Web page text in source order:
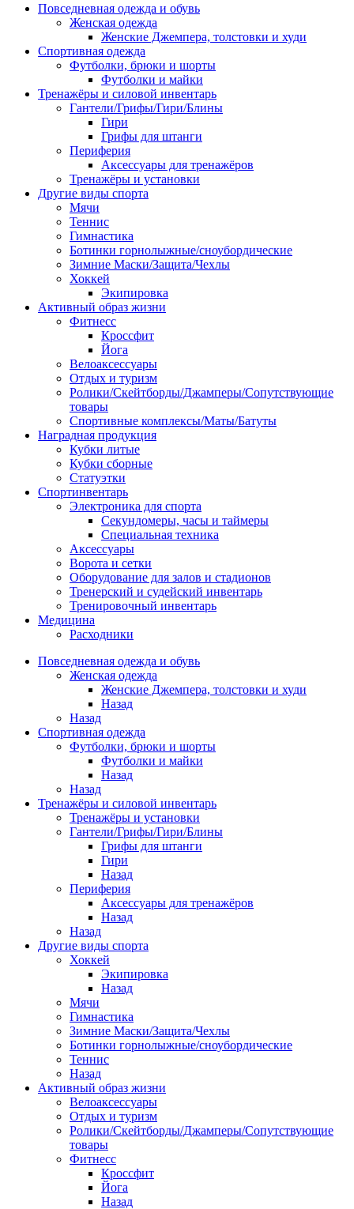
Повседневная одежда и обувь
Женская одежда
Женские Джемпера, толстовки и худи
Спортивная одежда
Футболки, брюки и шорты
Футболки и майки
Тренажёры и силовой инвентарь
Гантели/Грифы/Гири/Блины
Гири
Грифы для штанги
Периферия
Аксессуары для тренажёров
Тренажёры и установки
Другие виды спорта
Мячи
Теннис
Гимнастика
Ботинки горнолыжные/сноубордические
Зимние Маски/Защита/Чехлы
Хоккей
Экипировка
Активный образ жизни
Фитнесс
Кроссфит
Йога
Велоаксессуары
Отдых и туризм
Ролики/Скейтборды/Джамперы/Сопутствующие
товары
Спортивные комплексы/Маты/Батуты
Наградная продукция
Кубки литые
Кубки сборные
Статуэтки
Спортинвентарь
Электроника для спорта
Секундомеры, часы и таймеры
Специальная техника
Аксессуары
Ворота и сетки
Оборудование для залов и стадионов
Тренерский и судейский инвентарь
Тренировочный инвентарь
Медицина
Расходники
Повседневная одежда и обувь
Женская одежда
Женские Джемпера, толстовки и худи
Назад
Назад
Спортивная одежда
Футболки, брюки и шорты
Футболки и майки
Назад
Назад
Тренажёры и силовой инвентарь
Тренажёры и установки
Гантели/Грифы/Гири/Блины
Грифы для штанги
Гири
Назад
Периферия
Аксессуары для тренажёров
Назад
Назад
Другие виды спорта
Хоккей
Экипировка
Назад
Мячи
Гимнастика
Зимние Маски/Защита/Чехлы
Ботинки горнолыжные/сноубордические
Теннис
Назад
Активный образ жизни
Велоаксессуары
Отдых и туризм
Ролики/Скейтборды/Джамперы/Сопутствующие
товары
Фитнесс
Кроссфит
Йога
Назад